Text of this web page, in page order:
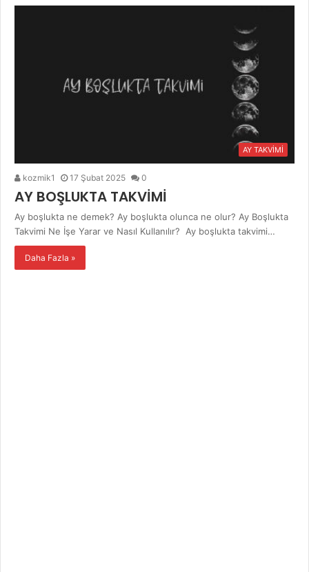
AY TAKVİMİ
kozmik1 17 Şubat 2025 0
AY BOŞLUKTA TAKVİMİ
Ay boşlukta ne demek? Ay boşlukta olunca ne olur? Ay Boşlukta
Takvimi Ne İşe Yarar ve Nasıl Kullanılır? Ay boşlukta takvimi…
Daha Fazla »